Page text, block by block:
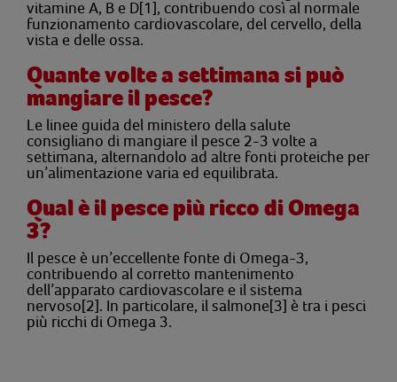
vitamine A, B e D[1], contribuendo così al normale
funzionamento cardiovascolare, del cervello, della
vista e delle ossa.
Quante volte a settimana si può
mangiare il pesce?
Le linee guida del ministero della salute
consigliano di mangiare il pesce 2-3 volte a
settimana, alternandolo ad altre fonti proteiche per
un’alimentazione varia ed equilibrata.
Qual è il pesce più ricco di Omega
3?
Il pesce è un’eccellente fonte di Omega-3,
contribuendo al corretto mantenimento
dell’apparato cardiovascolare e il sistema
nervoso[2]. In particolare, il salmone[3] è tra i pesci
più ricchi di Omega 3.